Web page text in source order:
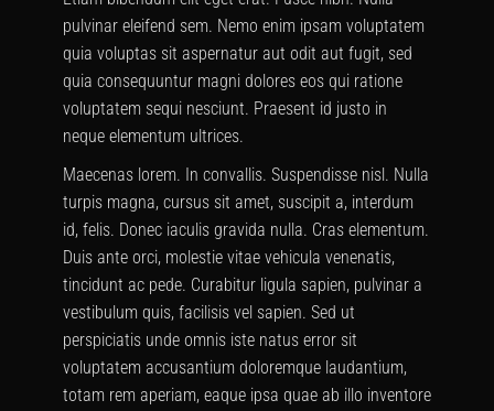
pulvinar eleifend sem. Nemo enim ipsam voluptatem
quia voluptas sit aspernatur aut odit aut fugit, sed
quia consequuntur magni dolores eos qui ratione
voluptatem sequi nesciunt. Praesent id justo in
neque elementum ultrices.
Maecenas lorem. In convallis. Suspendisse nisl. Nulla
turpis magna, cursus sit amet, suscipit a, interdum
id, felis. Donec iaculis gravida nulla. Cras elementum.
Duis ante orci, molestie vitae vehicula venenatis,
tincidunt ac pede. Curabitur ligula sapien, pulvinar a
vestibulum quis, facilisis vel sapien. Sed ut
perspiciatis unde omnis iste natus error sit
voluptatem accusantium doloremque laudantium,
totam rem aperiam, eaque ipsa quae ab illo inventore